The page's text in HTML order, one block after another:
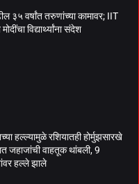
३५ वर्षांत तरुणांच्या कामावर; IIT
विद्यार्थ्यांना संदेश
हल्ल्यामुळे रशियातही होर्मुझसारखे
जहाजांची वाहतूक थांबली, 9
हल्ले झाले